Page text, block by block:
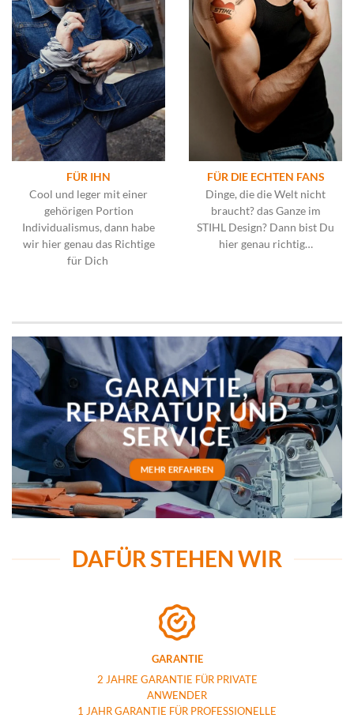
FÜR IHN
Cool und leger mit einer
gehörigen Portion
Individualismus, dann habe
wir hier genau das Richtige
für Dich
FÜR DIE ECHTEN FANS
Dinge, die die Welt nicht
braucht? das Ganze im
STIHL Design? Dann bist Du
hier genau richtig…
GARANTIE,
REPARATUR UND
SERVICE
MEHR ERFAHREN
DAFÜR STEHEN WIR
GARANTIE
2 JAHRE GARANTIE FÜR PRIVATE
ANWENDER
1 JAHR GARANTIE FÜR PROFESSIONELLE